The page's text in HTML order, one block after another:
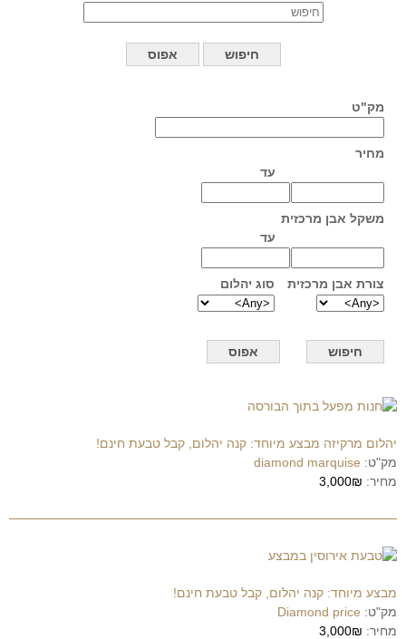
מק"ט
מחיר
עד
משקל אבן מרכזית
עד
צורת אבן מרכזית סוג יהלום
יהלום מרקיזה מבצע מיוחד: קנה יהלום, קבל טבעת חינם!
מק"ט: diamond marquise
מחיר: 3,000₪
מבצע מיוחד: קנה יהלום, קבל טבעת חינם!
מק"ט: Diamond price
מחיר: 3,000₪